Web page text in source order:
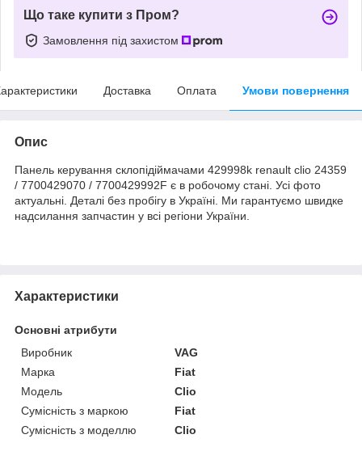
Що таке купити з Пром?
Замовлення під захистом
Доставка Оплата Умови повернення
Опис
Панель керування склопідіймачами 429998k renault clio 24359
/ 7700429070 / 7700429992F є в робочому стані. Усі фото
актуальні. Деталі без пробігу в Україні. Ми гарантуємо швидке
надсилання запчастин у всі регіони України.
Характеристики
Основні атрибути
Виробник
VAG
Марка
Fiat
Модель
Clio
Сумісність з маркою
Fiat
Сумісність з моделлю
Clio